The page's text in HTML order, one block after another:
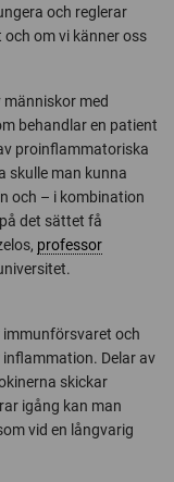
och reglerar
om vi känner oss
med
behandlar en patient
proinflammatoriska
skulle man kunna
och – i kombination
det sättet få
professor
och
Delar av
skickar
igång kan man
vid en långvarig